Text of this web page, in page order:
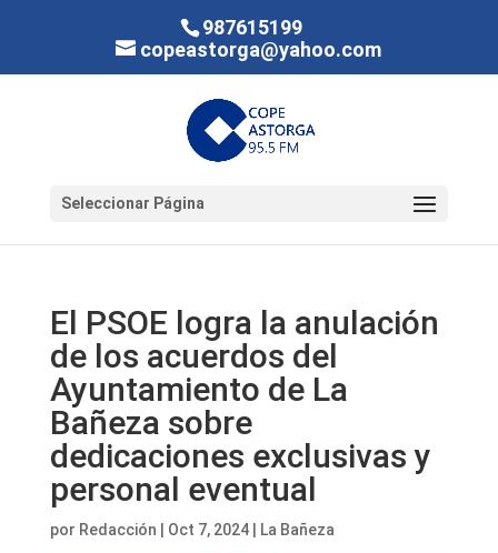
987615199
copeastorga@yahoo.com
Seleccionar Página
El PSOE logra la anulación
de los acuerdos del
Ayuntamiento de La
Bañeza sobre
dedicaciones exclusivas y
personal eventual
por Redacción Oct 7, 2024| La Bañeza